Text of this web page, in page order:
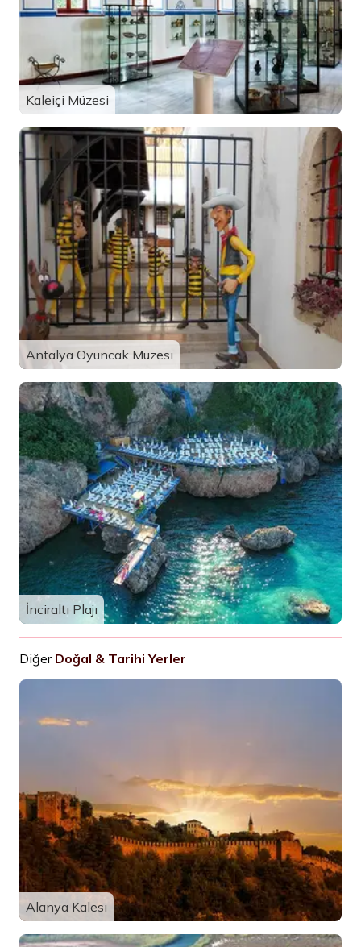
Kaleiçi Müzesi
Antalya Oyuncak Müzesi
İnciraltı Plajı
Diğer Doğal & Tarihi Yerler
Alanya Kalesi